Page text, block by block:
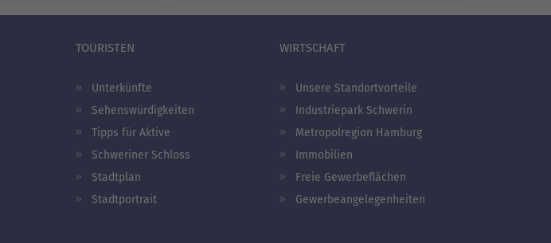
TOURISTEN
Unterkünfte
Sehenswürdigkeiten
Tipps für Aktive
Schweriner Schloss
Stadtplan
Stadtportrait
WIRTSCHAFT
Unsere Standortvorteile
Industriepark Schwerin
Metropolregion Hamburg
Immobilien
Freie Gewerbeflächen
Gewerbeangelegenheiten